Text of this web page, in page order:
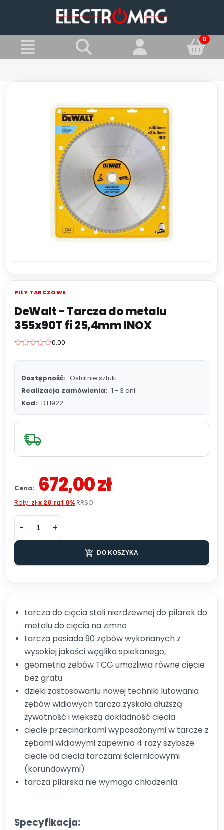
Piły tarczowe
PIŁY TARCZOWE
DeWalt - Tarcza do metalu
355x90T fi 25,4mm INOX
0.00
Dostępność: Ostatnie sztuki
Realizacja zamówienia: 1 - 3 dni
Kod: DT1922
Cena: 672,00 zł
Raty: zł x 20 rat 0% RRSO
DO KOSZYKA
tarcza do cięcia stali nierdzewnej do pilarek do
metalu do cięcia na zimno
tarcza posiada 90 zębów wykonanych z
wysokiej jakości węglika spiekanego,
geometria zębów TCG umożliwia równe cięcie
bez gratu
dzięki zastosowaniu nowej techniki lutowania
zębów widiowych tarcza zyskała dłuższą
żywotność i większą dokładność cięcia
cięcie przecinarkami wyposażonymi w tarcze z
zębami widiowymi zapewnia 4 razy szybsze
cięcie od cięcia tarczami ściernicowymi
(korundowymi)
tarcza pilarska nie wymaga chłodzenia
Specyfikacja: